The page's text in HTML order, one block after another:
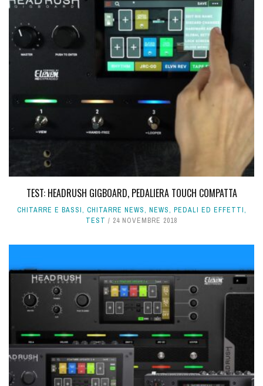
TEST: HEADRUSH GIGBOARD, PEDALIERA TOUCH COMPATTA
CHITARRE E BASSI, CHITARRE NEWS, NEWS, PEDALI ED EFFETTI,
TEST
24 NOVEMBRE 2018